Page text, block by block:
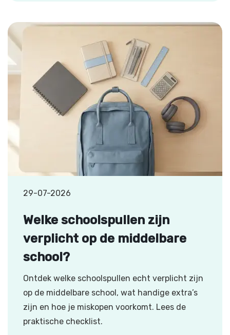
29-07-2026
Welke schoolspullen zijn
verplicht op de middelbare
school?
Ontdek welke schoolspullen echt verplicht zijn
op de middelbare school, wat handige extra’s
zijn en hoe je miskopen voorkomt. Lees de
praktische checklist.